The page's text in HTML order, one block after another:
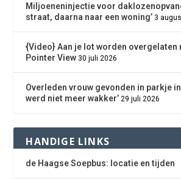
Miljoeneninjectie voor
straat, daarna naar een woning’ 3
{Video} Aan je lot worden overgelaten
Pointer View 30 juli 2026
Overleden vrouw gevonden in parkje in
werd niet meer wakker’ 29 juli 2026
HANDIGE LINKS
de Haagse Soepbus: locatie en tijden